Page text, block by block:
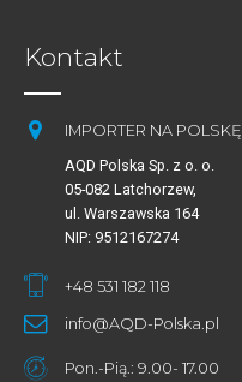
Kontakt
IMPORTER NA POLSKĘ
AQD Polska Sp. z o. o.
05-082 Latchorzew,
ul. Warszawska 164
NIP: 9512167274
+48 531 182 118
info@AQD-Polska.pl
Pon.-Pią.: 9.00- 17.00